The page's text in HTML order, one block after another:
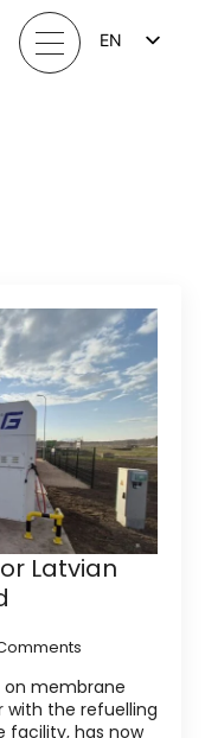
EN
Latvian
on membrane
with the refuelling
facility, has now